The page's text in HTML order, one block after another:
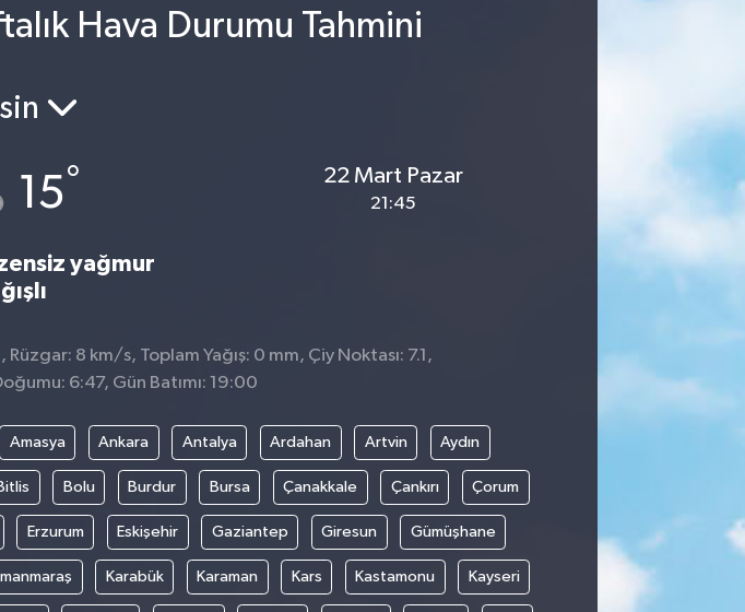
Hava Durumu Tahmini
15°
yağmur
22 Mart Pazar
21:45
Rüzgar: 8 km/s, Toplam Yağış: 0 mm, Çiy Noktası: 7.1,
6:47, Gün Batımı: 19:00
Amasya Ankara Antalya Ardahan Artvin Aydın
Bolu Burdur Bursa Çanakkale Çankırı Çorum
Erzurum Eskişehir Gaziantep Giresun Gümüşhane
Karabük Karaman Kars Kastamonu Kayseri